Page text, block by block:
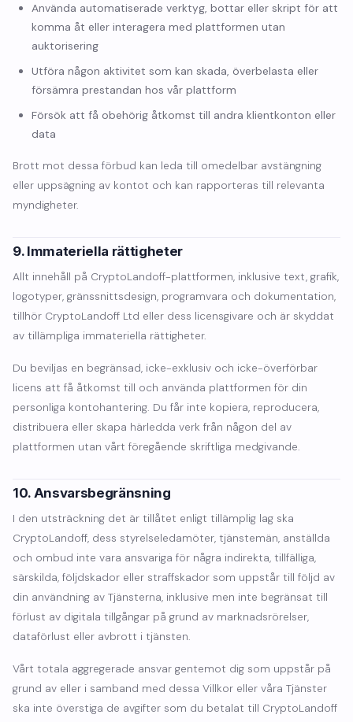
Använda automatiserade verktyg, bottar eller skript för att
komma åt eller interagera med plattformen utan
auktorisering
Utföra någon aktivitet som kan skada, överbelasta eller
försämra prestandan hos vår plattform
Försök att få obehörig åtkomst till andra klientkonton eller
data
Brott mot dessa förbud kan leda till omedelbar avstängning
eller uppsägning av kontot och kan rapporteras till relevanta
myndigheter.
9. Immateriella rättigheter
Allt innehåll på CryptoLandoff-plattformen, inklusive text, grafik,
logotyper, gränssnittsdesign, programvara och dokumentation,
tillhör CryptoLandoff Ltd eller dess licensgivare och är skyddat
av tillämpliga immateriella rättigheter.
Du beviljas en begränsad, icke-exklusiv och icke-överförbar
licens att få åtkomst till och använda plattformen för din
personliga kontohantering. Du får inte kopiera, reproducera,
distribuera eller skapa härledda verk från någon del av
plattformen utan vårt föregående skriftliga medgivande.
10. Ansvarsbegränsning
I den utsträckning det är tillåtet enligt tillämplig lag ska
CryptoLandoff, dess styrelseledamöter, tjänstemän, anställda
och ombud inte vara ansvariga för några indirekta, tillfälliga,
särskilda, följdskador eller straffskador som uppstår till följd av
din användning av Tjänsterna, inklusive men inte begränsat till
förlust av digitala tillgångar på grund av marknadsrörelser,
dataförlust eller avbrott i tjänsten.
Vårt totala aggregerade ansvar gentemot dig som uppstår på
grund av eller i samband med dessa Villkor eller våra Tjänster
ska inte överstiga de avgifter som du betalat till CryptoLandoff